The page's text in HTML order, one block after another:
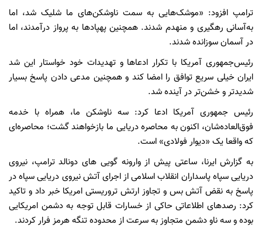
‏ترامپ افزود: «موشک‌هایی به سمت ناوشکن‌های ما شلیک شد، اما
به‌آسانی رهگیری و منهدم شدند. همچنین پهپادها به پرواز درآمدند، اما
در آسمان سوزانده شدند.
‏رئیس‌جمهوری آمریکا با تکرار ادعاها و تهدیدات خود خواستار این شد
ایران خیلی سریع توافق را امضا کند و همچنین مدعی دادن پاسخ بسیار
شدیدتر و خشن‌تر در آینده شد.
رئیس جمهوری آمریکا ادعا کرد: سه ناوشکن ما، همراه با خدمه
فوق‌العاده‌شان، اکنون به محاصره دریایی ما بازخواهند گشت؛ محاصره‌ای
که واقعا یک «دیوار فولادی» است.
به گزارش ایرنا، ساعتی پیش از وارونه گویی های دونالد ترامپ، نیروی
دریایی سپاه پاسداران انقلاب اسلامی از اجرای آتش نیروی دریایی سپاه در
پاسخ به نقض آتش بس و تجاوز ارتش تروریستی امریکا خبر داد و تاکید
کرد: رصدهای اطلاعاتی حاکی از خسارات قابل توجه به دشمن امریکایی
بوده و سه ناو دشمن متجاوز به سرعت از محدوده تنگه هرمز فرار کردند.